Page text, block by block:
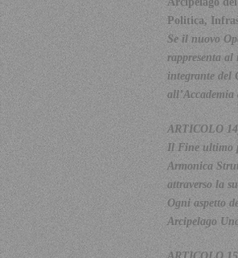
Politica,
Se il nuovo
rappresenta
integrante del
ARTICOLO
Il Fine ultimo
Armonica
attraverso la
Ogni aspetto
Arcipelago